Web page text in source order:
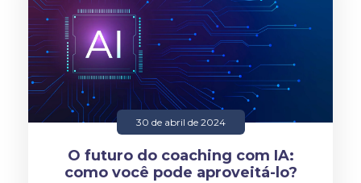
30 de abril de 2024
O futuro do coaching com IA:
como você pode aproveitá-lo?